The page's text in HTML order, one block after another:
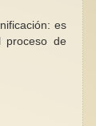
es
proceso de